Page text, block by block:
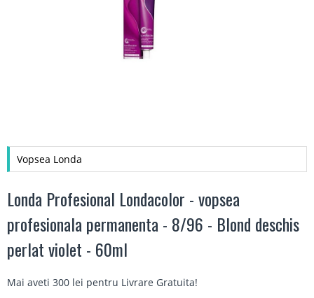
Vopsea Londa
Londa Profesional Londacolor - vopsea
profesionala permanenta - 8/96 - Blond deschis
perlat violet - 60ml
Mai aveti 300 lei pentru Livrare Gratuita!